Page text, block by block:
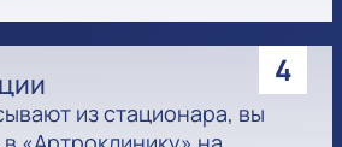
4
из стационара, вы